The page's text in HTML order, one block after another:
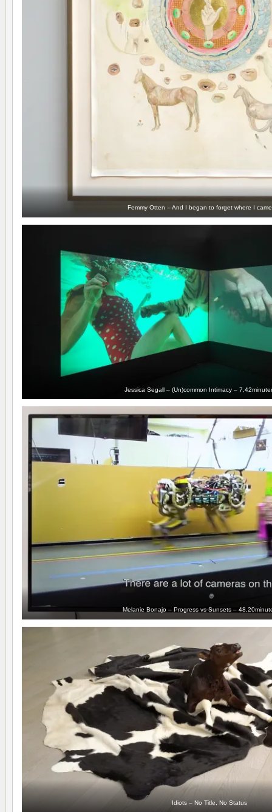
Femmy Otten – And I began to forget where I
Jessica Segall – (Un)common Intimacy –
Melanie Bonajo – Progress vs Sunsets –
Idiots – No Title, No Status